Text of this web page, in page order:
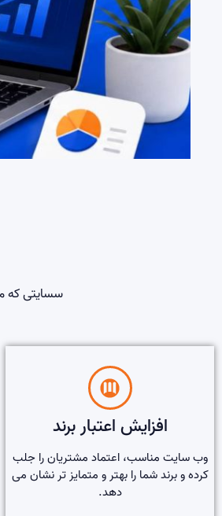
سسایتی که
افزایش اعتبار برند
وب سایت مناسب، اعتماد مشتریان را جلب
کرده و برند شما را بهتر و متمایز تر نشان می
دهد.